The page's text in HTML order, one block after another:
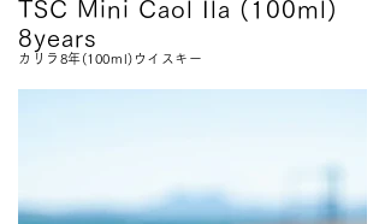
TSC Mini Caol Ila (100ml)
8years
カリラ8年(100ml)ウイスキー